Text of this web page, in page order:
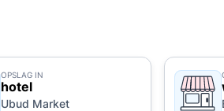
OPSLAG IN
hotel
Ubud Market